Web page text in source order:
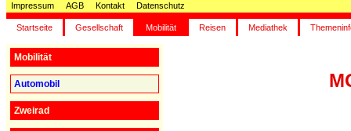
Impressum AGB Kontakt Datenschutz
Startseite Gesellschaft Mobilität Reisen Mediathek
Mobilität
Automobil
Zweirad